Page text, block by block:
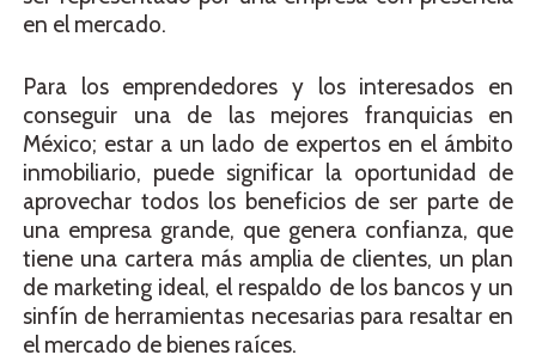
en el mercado.
Para los emprendedores y los interesados en
conseguir una de las mejores franquicias en
México; estar a un lado de expertos en el ámbito
inmobiliario, puede significar la oportunidad de
aprovechar todos los beneficios de ser parte de
una empresa grande, que genera confianza, que
tiene una cartera más amplia de clientes, un plan
de marketing ideal, el respaldo de los bancos y un
sinfín de herramientas necesarias para resaltar en
el mercado de bienes raíces.